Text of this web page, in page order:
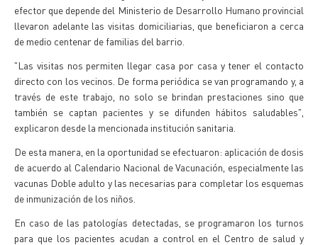
efector que depende del Ministerio de Desarrollo Humano provincial
llevaron adelante las visitas domiciliarias, que beneficiaron a cerca
de medio centenar de familias del barrio.
"Las visitas nos permiten llegar casa por casa y tener el contacto
directo con los vecinos. De forma periódica se van programando y, a
través de este trabajo, no solo se brindan prestaciones sino que
también se captan pacientes y se difunden hábitos saludables",
explicaron desde la mencionada institución sanitaria.
De esta manera, en la oportunidad se efectuaron: aplicación de dosis
de acuerdo al Calendario Nacional de Vacunación, especialmente las
vacunas Doble adulto y las necesarias para completar los esquemas
de inmunización de los niños.
En caso de las patologías detectadas, se programaron los turnos
para que los pacientes acudan a control en el Centro de salud y